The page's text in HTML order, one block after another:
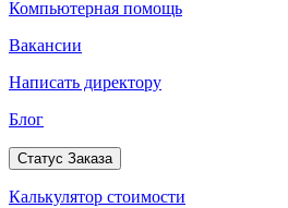
Компьютерная помощь
Вакансии
Написать директору
Блог
Статус Заказа
Калькулятор стоимости